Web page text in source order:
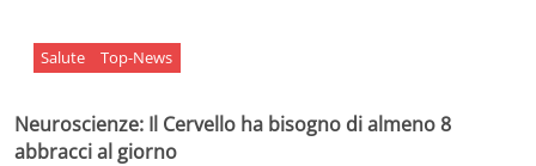
Salute Top-News
Neuroscienze: Il Cervello ha bisogno di almeno 8
abbracci al giorno